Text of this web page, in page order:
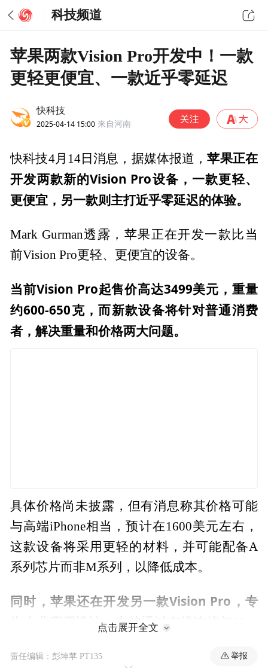
科技频道
苹果两款Vision Pro开发中！一款
更轻更便宜、一款近乎零延迟
快科技
2025-04-14 15:00 来自河南
快科技4月14日消息，据媒体报道，苹果正在
开发两款新的Vision Pro设备，一款更轻、
更便宜，另一款则主打近乎零延迟的体验。
Mark Gurman透露，苹果正在开发一款比当
前Vision Pro更轻、更便宜的设备。
当前Vision Pro起售价高达3499美元，重量
约600-650克，而新款设备将针对普通消费
者，解决重量和价格两大问题。
具体价格尚未披露，但有消息称其价格可能
与高端iPhone相当，预计在1600美元左右，
这款设备将采用更轻的材料，并可能配备A
系列芯片而非M系列，以降低成本。
同时，苹果还在开发另一款Vision Pro，专
为企业应用设计，支持通过有线连接与Mac
点击展开全文
责任编辑：彭坤苹 PT135 举报